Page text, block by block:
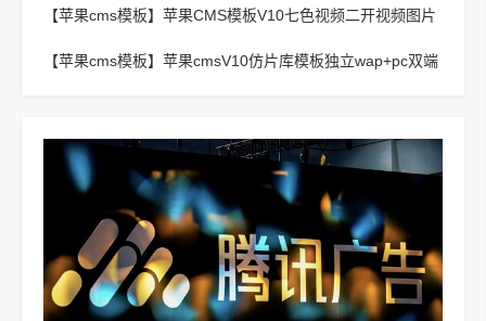
【苹果cms模板】 苹果CMS模板V10七色视频二开视频图片
【苹果cms模板】 苹果cmsV10仿片库模板独立wap+pc双端